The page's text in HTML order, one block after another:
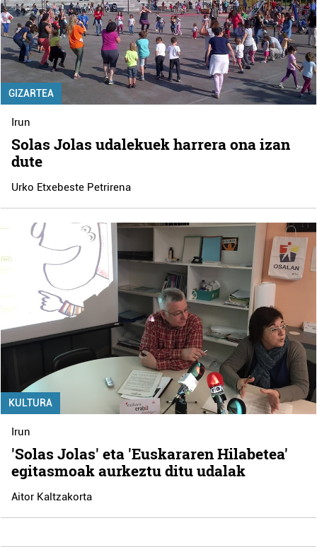
GIZARTEA
Irun
Solas Jolas udalekuek harrera ona izan
dute
Urko Etxebeste Petrirena
KULTURA
Irun
'Solas Jolas' eta 'Euskararen Hilabetea'
egitasmoak aurkeztu ditu udalak
Aitor Kaltzakorta